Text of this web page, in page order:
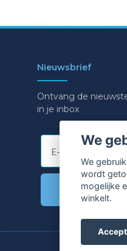
Nieuwsbrief
Ontvang de
in je inbox
E-mail We
We
wordt
mogelijke
winkelt.